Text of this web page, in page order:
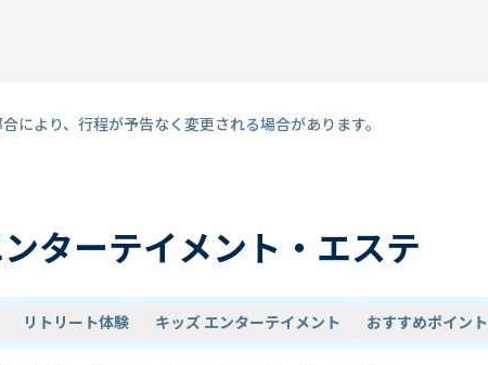
により、行程が予告なく変更される場合があります。
ターテイメント・エステ
リトリート体験 キッズ エンターテイメント おすすめポイント